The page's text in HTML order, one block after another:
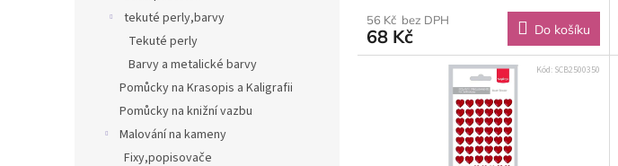
tekuté perly,barvy
Tekuté perly
Barvy a metalické barvy
Pomůcky na Krasopis a Kaligrafii
Pomůcky na knižní vazbu
Malování na kameny
Fixy,popisovače
56 Kč bez DPH
68 Kč Do košíku
Kód: SCB2500350